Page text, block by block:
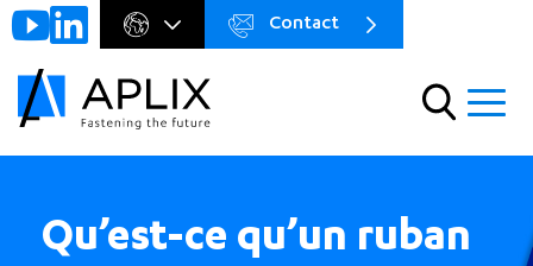
Go to
main
Menu
Menu
preheader
Contact
Qu’est-ce qu’un ruban